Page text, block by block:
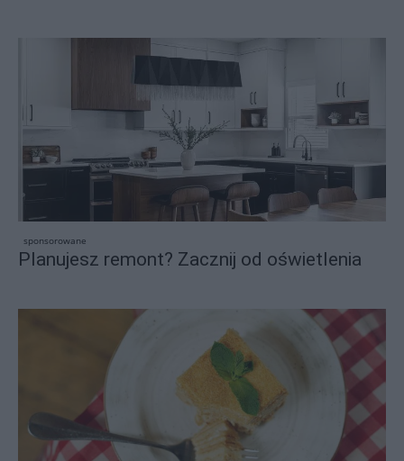
sponsorowane
Planujesz remont? Zacznij od oświetlenia